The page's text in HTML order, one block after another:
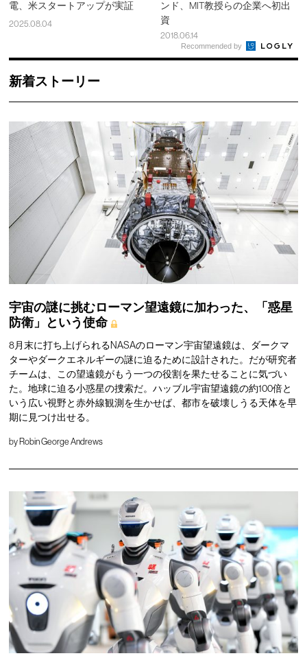
電、米スタートアップが実証
2025.08.04
ンド、MIT教授らの企業へ初出
資
2018.06.14
Recommended by
新着ストーリー
宇宙の謎に挑むローマン望遠鏡に加わった、「惑星
防衛」という使命
8月末に打ち上げられるNASAのローマン宇宙望遠鏡は、ダークマ
ターやダークエネルギーの謎に迫るために設計された。だが研究者
チームは、この望遠鏡がもう一つの役割を果たせることに気づい
た。地球に迫る小惑星の捜索だ。ハッブル宇宙望遠鏡の約100倍と
いう広い視野と赤外線観測を生かせば、都市を破壊しうる天体を早
期に見つけ出せる。
byRobin George Andrews